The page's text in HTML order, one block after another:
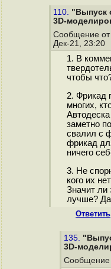
110. "Выпуск
3D-
Сообщение от
Дек-21, 23:20
1. В
чтобы
2. Фрикад
многих,
заметно
свалил с
фрикад
ничего
3. Не
кого их
Значит ли
лучше? Да
Ответить
135.
3D-
Сообщение